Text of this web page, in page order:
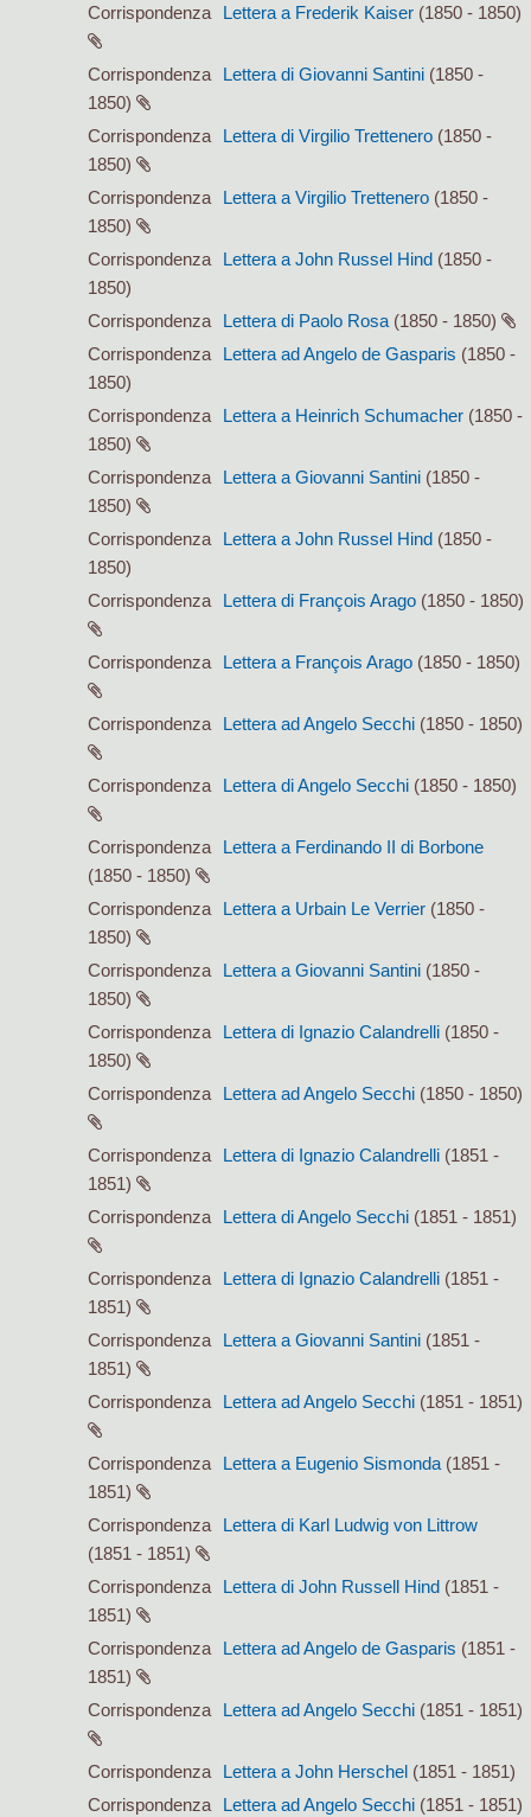
Corrispondenza Lettera a Frederik Kaiser (1850 - 1850)
Corrispondenza Lettera di Giovanni Santini (1850 -
1850)
Corrispondenza
Lettera di Virgilio Trettenero (1850 -
1850)
Corrispondenza
Lettera a Virgilio Trettenero (1850 -
1850)
Corrispondenza
Lettera a John Russel Hind (1850 -
1850)
Corrispondenza
Lettera di Paolo Rosa (1850 - 1850)
Corrispondenza
Lettera ad Angelo de Gasparis (1850 -
1850)
Corrispondenza
Lettera a Heinrich Schumacher (1850 -
1850)
Corrispondenza
Lettera a Giovanni Santini (1850 -
1850)
Corrispondenza
Lettera a John Russel Hind (1850 -
1850)
Corrispondenza
Lettera di François Arago (1850 - 1850)
Corrispondenza Lettera a François Arago (1850 - 1850)
Corrispondenza Lettera ad Angelo Secchi (1850 - 1850)
Corrispondenza Lettera di Angelo Secchi (1850 - 1850)
Corrispondenza
Lettera a Ferdinando II di Borbone
(1850 - 1850)
Corrispondenza
Lettera a Urbain Le Verrier (1850 -
1850)
Corrispondenza
Lettera a Giovanni Santini (1850 -
1850)
Corrispondenza
Lettera di Ignazio Calandrelli (1850 -
1850)
Corrispondenza
Lettera ad Angelo Secchi (1850 - 1850)
Corrispondenza Lettera di Ignazio Calandrelli (1851 -
1851)
Corrispondenza
Lettera di Angelo Secchi (1851 - 1851)
Corrispondenza Lettera di Ignazio Calandrelli (1851 -
1851)
Corrispondenza
Lettera a Giovanni Santini (1851 -
1851)
Corrispondenza
Lettera ad Angelo Secchi (1851 - 1851)
Corrispondenza Lettera a Eugenio Sismonda (1851 -
1851)
Corrispondenza
Lettera di Karl Ludwig von Littrow
(1851 - 1851)
Corrispondenza
Lettera di John Russell Hind (1851 -
1851)
Corrispondenza
Lettera ad Angelo de Gasparis (1851 -
1851)
Corrispondenza
Lettera ad Angelo Secchi (1851 - 1851)
Corrispondenza Lettera a John Herschel (1851 - 1851)
Corrispondenza
Lettera ad Angelo Secchi (1851 - 1851)